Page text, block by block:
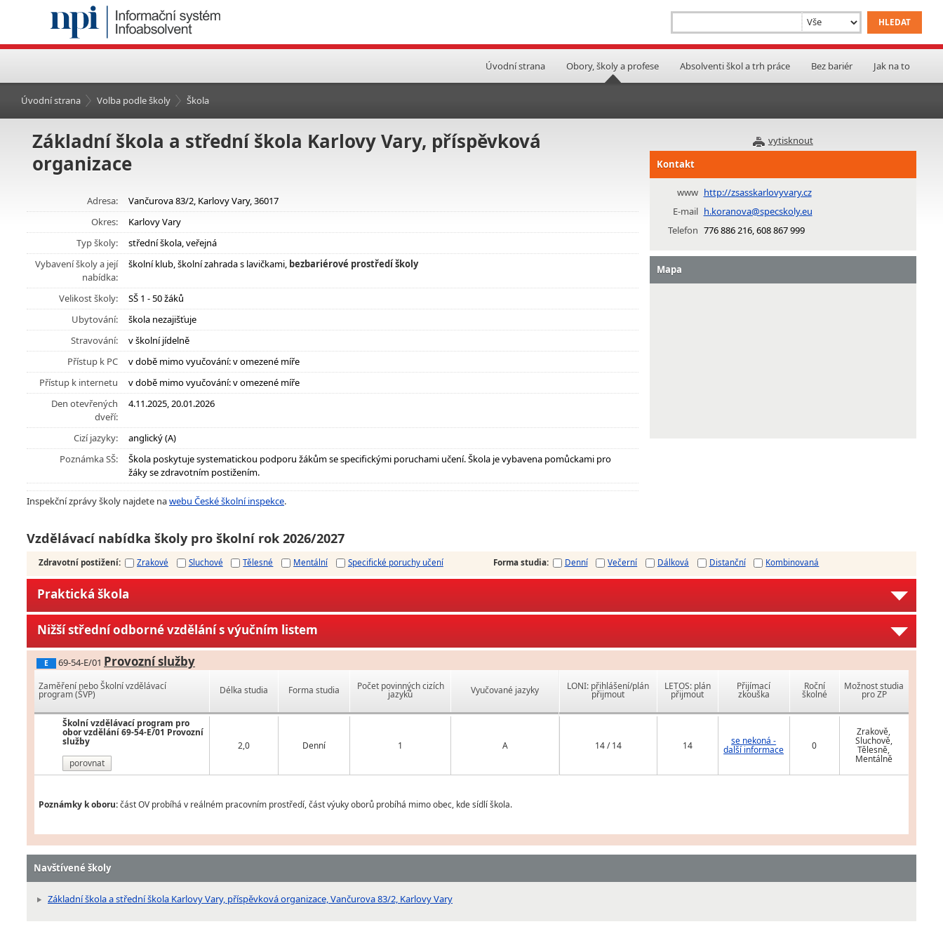
Úvodní strana Obory, školy a profese Absolventi škol a trh práce Bez bariér Jak na to
Úvodní strana Volba podle školy Škola
vytisknout
Základní škola a střední škola Karlovy Vary, příspěvková
organizace
Adresa:
Vančurova 83/2, Karlovy Vary, 36017
Okres:
Karlovy Vary
Typ školy:
střední škola, veřejná
Vybavení školy a její
nabídka:
školní klub, školní zahrada s lavičkami, bezbariérové prostředí školy
Velikost školy:
SŠ 1 - 50 žáků
Ubytování:
škola nezajišťuje
Stravování:
v školní jídelně
Přístup k PC
v době mimo vyučování: v omezené míře
Přístup k internetu
v době mimo vyučování: v omezené míře
Den otevřených
dveří:
4.11.2025, 20.01.2026
Cizí jazyky:
anglický (A)
Poznámka SŠ:
Škola poskytuje systematickou podporu žákům se specifickými poruchami učení. Škola je vybavena pomůckami pro
žáky se zdravotním postižením.
Inspekční zprávy školy najdete nawebu České školní inspekce.
Kontakt
www http://zsasskarlovyvary.cz
E-mail h.koranova@specskoly.eu
Telefon 776 886 216, 608 867 999
Mapa
Vzdělávací nabídka školy pro školní rok 2026/2027
Zdravotní postižení: Zrakové Sluchové Tělesné Mentální Specifické poruchy učení Forma studia: Denní Večerní Dálková Distanční Kombinovaná
Praktická škola
Nižší střední odborné vzdělání s výučním listem
E 69-54-E/01 Provozní služby
Zaměření nebo Školní vzdělávací
program (ŠVP)
Školní vzdělávací program pro
obor vzdělání 69-54-E/01 Provozní
služby
porovnat
Délka studia Forma studia Počet povinných cizích
jazyků Vyučované jazyky
2,0 Denní 1 A
LONI: přihlášení/plán
přijmout
LETOS: plán
přijmout
Přijímací
zkouška
Roční
školné
Možnost studia
pro ZP
14 / 14 14 se nekoná -
další informace 0
Zrakově,
Sluchově,
Tělesně,
Mentálně
Poznámky k oboru:část OV probíhá v reálném pracovním prostředí, část výuky oborů probíhá mimo obec, kde sídlí škola.
Navštívené školy
Základní škola a střední škola Karlovy Vary, příspěvková organizace, Vančurova 83/2, Karlovy Vary